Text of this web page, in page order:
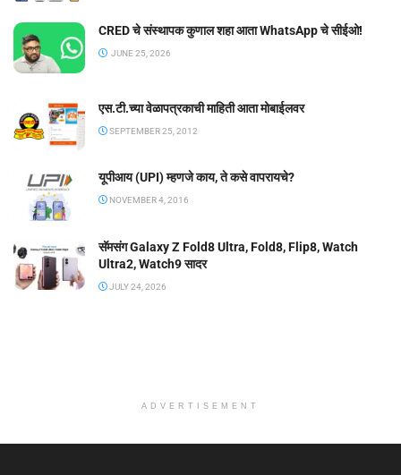
CRED चे संस्थापक कुणाल शहा आता WhatsApp चे सीईओ!
JUNE 25, 2026
एस.टी.च्या वेळापत्रकाची माहिती आता मोबाईलवर
SEPTEMBER 25, 2012
यूपीआय (UPI) म्हणजे काय, ते कसे वापरायचे?
NOVEMBER 4, 2016
सॅमसंग Galaxy Z Fold8 Ultra, Fold8, Flip8, Watch
Ultra2, Watch9 सादर
JULY 24, 2026
ADVERTISEMENT